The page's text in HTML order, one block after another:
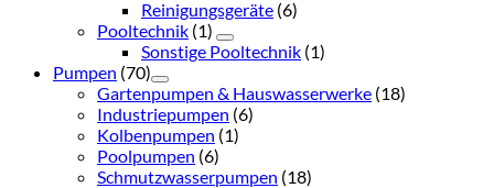
Reinigungsgeräte (6)
Pooltechnik (1)
Sonstige Pooltechnik (1)
Pumpen (70)
Gartenpumpen & Hauswasserwerke (18)
Industriepumpen (6)
Kolbenpumpen (1)
Poolpumpen (6)
Schmutzwasserpumpen (18)